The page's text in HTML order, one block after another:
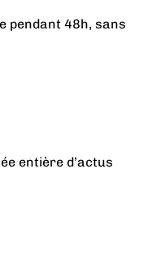
pendant 48h, sans
entière d’actus